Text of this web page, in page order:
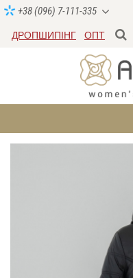
+38 (096) 7-111-335
ДРОПШИПІНГ ОПТ